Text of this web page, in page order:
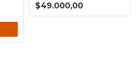
$49.000,00